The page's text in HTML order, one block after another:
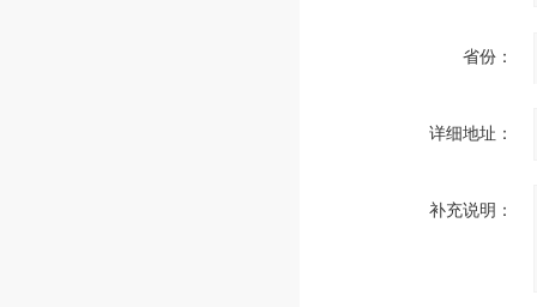
省份：
详细地址：
补充说明：